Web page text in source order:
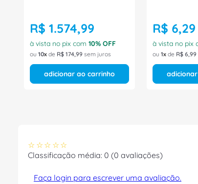
R$ 1.574,99
à vista no pix com 10% OFF
ou 10 de R$ 174,99 sem juros
adicionar ao carrinho
R$ 6,29
à vista no pix
ou 1 de R$ 6,99
☆ ☆ ☆ ☆ ☆
Classificação média: 0 (0 avaliações)
Faça login para escrever uma avaliação.